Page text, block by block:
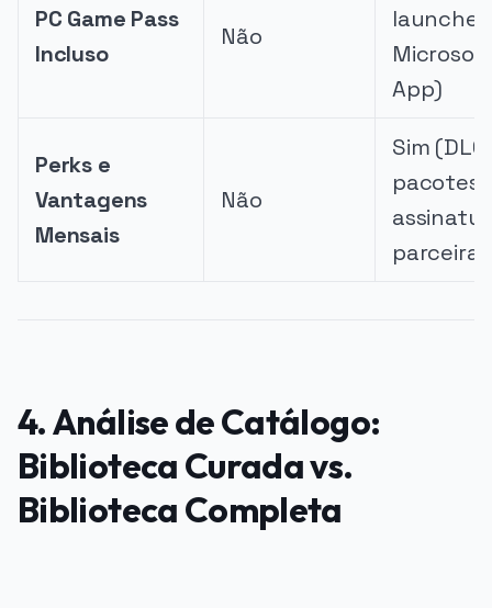
PC Game Pass
Incluso
Não
launcher
App)
Perks e
Vantagens
Mensais
Não
Sim
pacotes,
4. Análise de Catálogo:
Biblioteca Curada vs.
Biblioteca Completa